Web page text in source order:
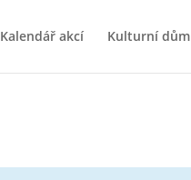
Kalendář akcí Kulturní dům